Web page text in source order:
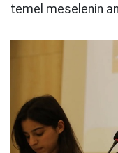
temel meselenin